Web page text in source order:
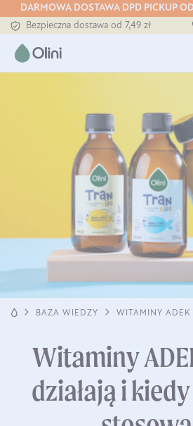
DARMOWA DOSTAWA DPD PICKUP
Bezpieczna dostawa od 7,49 zł
Darmowa dostawa od 199 zł
BAZA WIEDZY WITAMINY ADEK
Witaminy
działają i